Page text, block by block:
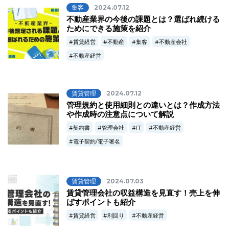
集客 2024.07.12
不動産業界の今後の課題とは？選ばれ続ける
ためにできる施策を紹介
賃貸経営 不動産 集客
不動産会社
不動産経営
賃貸管理 2024.07.12
管理規約と使用細則との違いとは？作成方法
や作成時の注意点について解説
契約書 管理会社 IT
不動産経営
電子契約/電子署名
賃貸管理 2024.07.03
賃貸管理会社の収益構造を見直す！売上を伸
ばすポイントも紹介
賃貸経営 利回り 不動産経営